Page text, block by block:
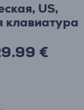
US,
клавиатура
€